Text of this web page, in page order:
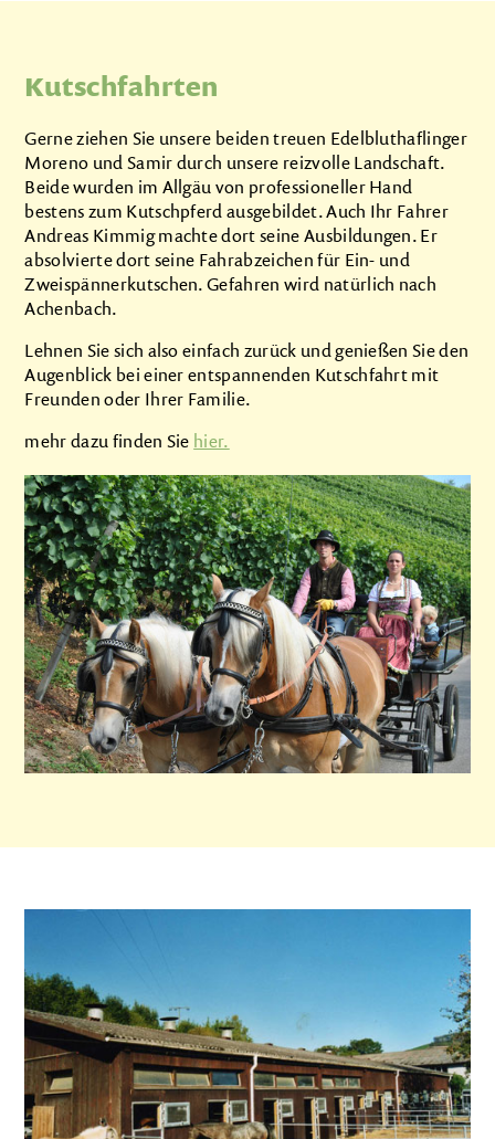
Kutschfahrten
Gerne ziehen Sie unsere beiden treuen Edelbluthaflinger
Moreno und Samir durch unsere reizvolle Landschaft.
Beide wurden im Allgäu von professioneller Hand
bestens zum Kutschpferd ausgebildet. Auch Ihr Fahrer
Andreas Kimmig machte dort seine Ausbildungen. Er
absolvierte dort seine Fahrabzeichen für Ein- und
Zweispännerkutschen. Gefahren wird natürlich nach
Achenbach.
Lehnen Sie sich also einfach zurück und genießen Sie den
Augenblick bei einer entspannenden Kutschfahrt mit
Freunden oder Ihrer Familie.
mehr dazu finden Sie hier.